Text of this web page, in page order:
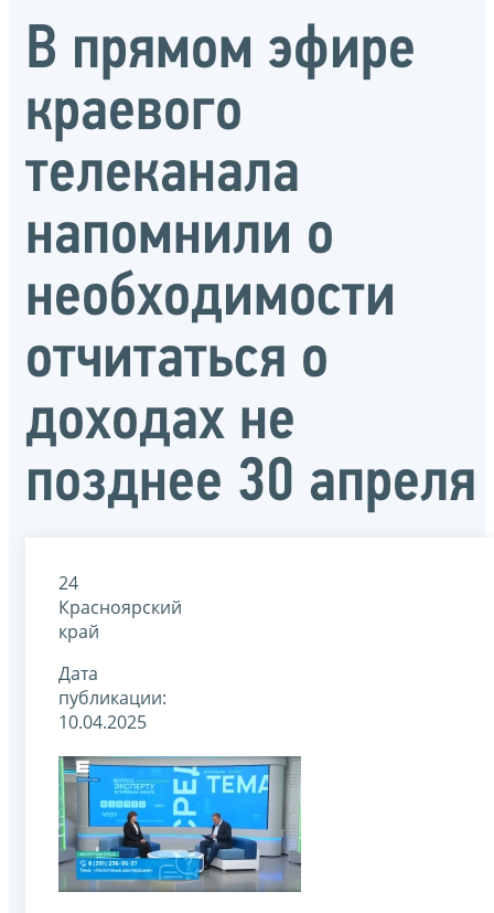
В прямом эфире
краевого
телеканала
напомнили о
необходимости
отчитаться о
доходах не
позднее 30 апреля
24
Красноярский
край
Дата
публикации:
10.04.2025